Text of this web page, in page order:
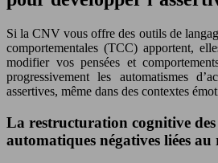
Si la CNV vous offre des outils de
comportementales (TCC) apportent,
modifier vos pensées et
progressivement les automatismes
assertives, même dans des contextes
La restructuration cognitive des
automatiques négatives liées au